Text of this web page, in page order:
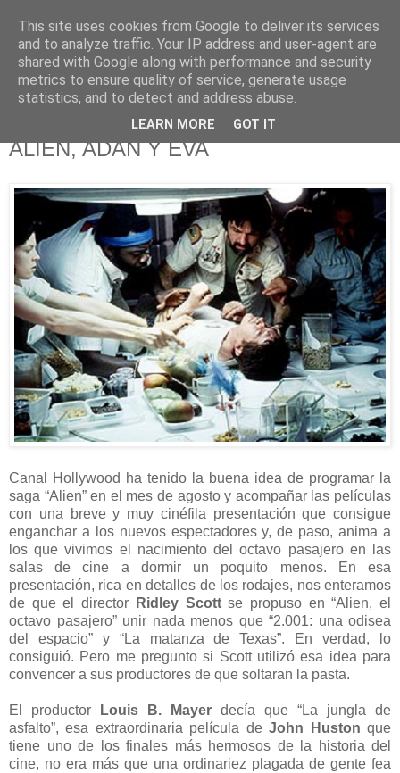
625 RANAS
LA TELEVISIÓN DESDE EL PUNTO DE VISTA BATRACIO
ALIEN, ADÁN Y EVA
Canal Hollywood ha tenido la buena idea de programar la
saga “Alien” en el mes de agosto y acompañar las películas
con una breve y muy cinéfila presentación que consigue
enganchar a los nuevos espectadores y, de paso, anima a
los que vivimos el nacimiento del octavo pasajero en las
salas de cine a dormir un poquito menos. En esa
presentación, rica en detalles de los rodajes, nos enteramos
de que el director
Ridley Scottse propuso en “Alien, el
octavo pasajero” unir nada menos que “2.001: una odisea
del espacio” y “La matanza de Texas”. En verdad, lo
consiguió. Pero me pregunto si Scott utilizó esa idea para
convencer a sus productores de que soltaran la pasta.
El productor Louis B. Mayer decía que “La jungla de
asfalto”, esa extraordinaria película deJohn Huston que
tiene uno de los finales más hermosos de la historia del
cine, no era más que una ordinariez plagada de gente fea
This site uses cookies from Google to deliver its services
and to analyze traffic. Your IP address and user-agent are
shared with Google along with performance and security
metrics to ensure quality of service, generate usage
statistics, and to detect and address abuse.
LEARN MORE GOT IT